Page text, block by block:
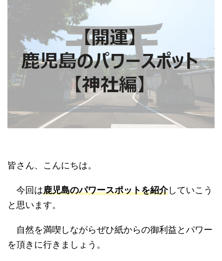
皆さん、こんにちは。
今回は鹿児島のパワースポットを紹介していこう
と思います。
自然を満喫しながらぜひ紙からの御利益とパワー
を頂きに行きましょう。